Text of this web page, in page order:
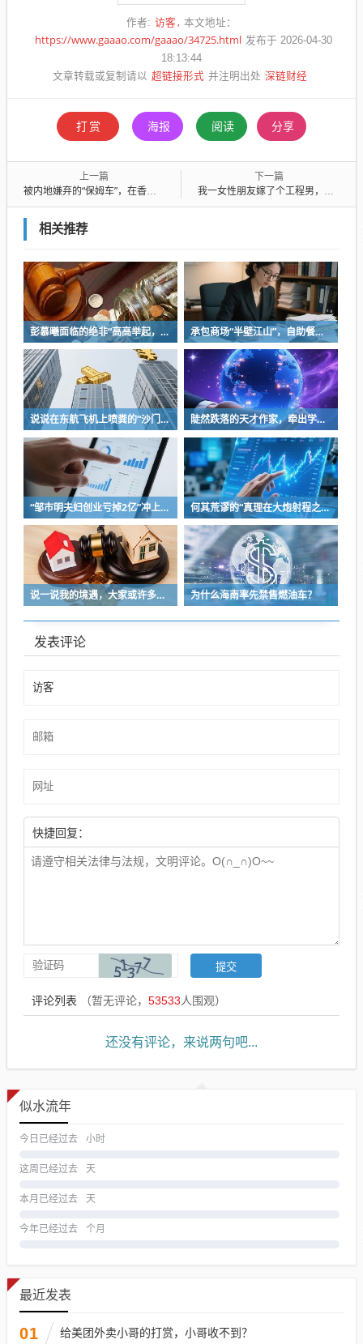
作者: 访客 本文地址：
https://www.gaaao.com/gaaao/34725.html 发布于 2026-04-30
18:13:44
文章转载或复制请以 超链接形式 并注明出处 深链财经
打赏 海报 阅读 分享
上一篇
被内地嫌弃的“保姆车”，在香港杀疯了
下一篇
我一女性朋友嫁了个工程男，男的也有类似问题，一直做试管
相关推荐
彭慕曦面临的绝非“高高举起，轻轻放下” 承包商场“半壁江山”，自助餐为什么越开越多？
说说在东航飞机上喷粪的“沙门世家” 陡然跌落的天才作家，牵出学界一个惊人的造假联盟
“邹市明夫妇创业亏掉2亿”冲上热搜！妻子冉莹颖自曝多个项目关停，不得不卖房偿债！ 何其荒谬的“真理在大炮射程之内”
说一说我的境遇，大家或许多少能对于长沙这座城的人事物有些体会 为什么海南率先禁售燃油车？
发表评论
快捷回复：
评论列表 （暂无评论， 53533人围观）
还没有评论，来说两句吧...
似水流年
今日已经过去 小时
这周已经过去 天
本月已经过去 天
今年已经过去 个月
最近发表
01 给美团外卖小哥的打赏，小哥收不到？